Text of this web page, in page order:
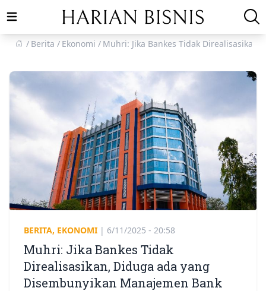
Open main menu
Berita
Ekonomi Muhri: Jika Bankes Tidak
BERITA, EKONOMI | 6/11/2025 - 20:58
Muhri: Jika Bankes Tidak
Direalisasikan, Diduga ada yang
Disembunyikan Manajemen Bank